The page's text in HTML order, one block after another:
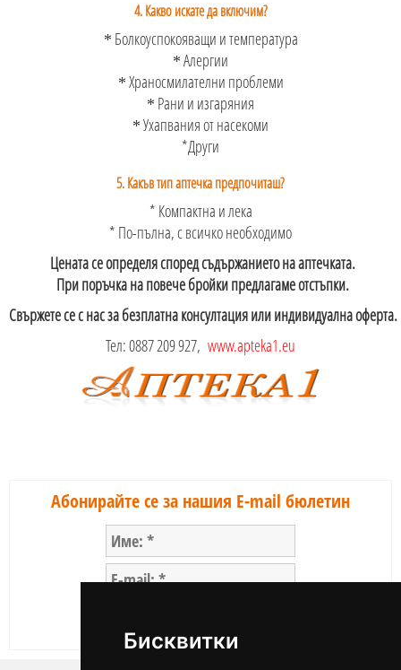
Бисквитки
4. Какво искате да включим?
* Болкоуспокояващи и температура
* Алергии
* Храносмилателни проблеми
* Рани и изгаряния
* Ухапвания от насекоми
*Други
5. Какъв тип аптечка предпочиташ?
* Компактна и лека
* По-пълна, с всичко необходимо
Цената се определя според съдържанието на аптечката.
При поръчка на повече бройки предлагаме отстъпки.
Свържете се с нас за безплатна консултация или индивидуална оферта.
Тел:0887 209 927, www.apteka1.eu
Абонирайте се за нашия E-mail бюлетин